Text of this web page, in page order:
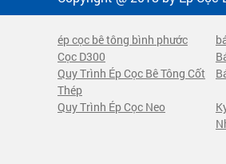
ép cọc bê tông bình phước
Cọc D300
Quy Trình Ép Cọc Bê Tông Cốt
Thép
Quy Trình Ép Cọc Neo